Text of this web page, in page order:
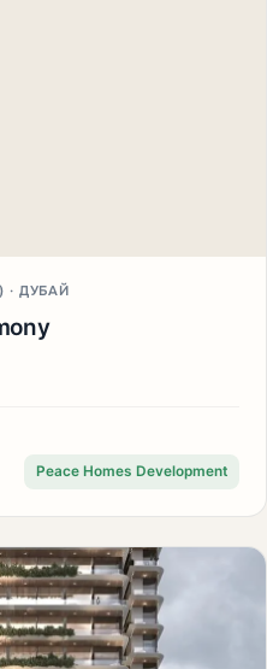
· ДУБАЙ
Peace Homes Development